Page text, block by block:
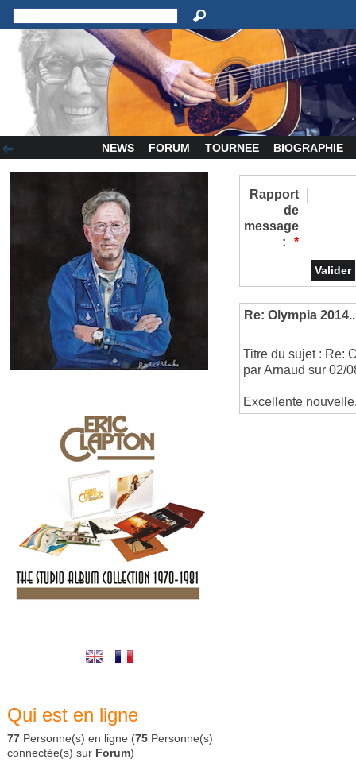
NEWS FORUM TOURNEE BIOGRAPHIE
Qui est en ligne
77 Personne(s) en ligne (75 Personne(s)
connectée(s) sur Forum)
Rapport
de
message
:
*
Re: Olympia
Titre du sujet : Re:
par Arnaud sur 02/
Excellente